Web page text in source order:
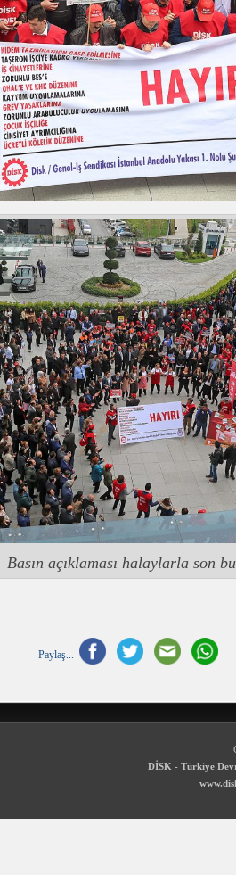
Basın açıklaması halaylarla son
Paylaş...
DİSK - Türkiye